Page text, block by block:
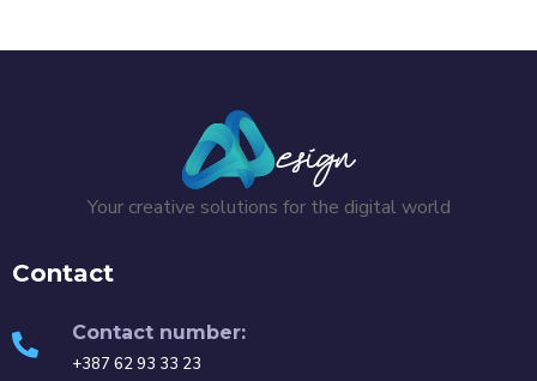
Your creative solutions for the digital world
Contact
Contact number:
+387 62 93 33 23